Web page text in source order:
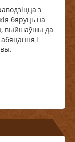
з
бяруць на
выйшаўшы да
і